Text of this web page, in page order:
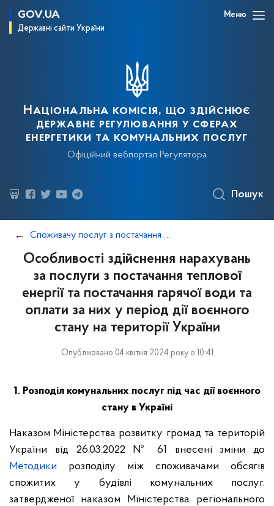
GOV.UA
Державні сайти України
Меню
Національна комісія, що здійснює
державне регулювання у сферах
енергетики та комунальних послуг
Офіційний вебпортал Регулятора
Пошук
Споживачу послуг з постачання теплової енергії та постачання гарячої води
Особливості здійснення нарахувань
за послуги з постачання теплової
енергії та постачання гарячої води та
оплати за них у період дії воєнного
стану на території України
Опубліковано 04 квітня 2024 року о 10:41
1. Розподіл комунальних послуг під час дії воєнного
стану в Україні
Наказом Міністерства розвитку громад та територій
України від 26.03.2022 № 61 внесені зміни до
Методики розподілу між споживачами обсягів
спожитих у будівлі комунальних послуг,
затвердженої наказом Міністерства регіонального